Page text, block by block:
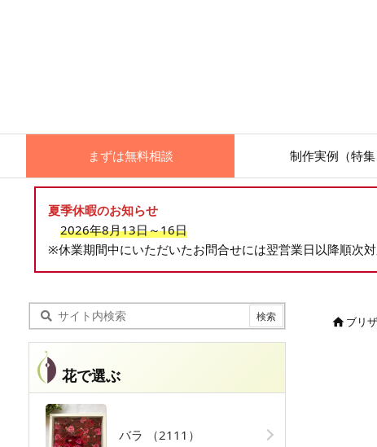
まずは無料相談 制作実例（特集
夏季休暇のお知らせ
2026年8月13日～16日
※休業期間中にいただいたお問合せには翌営業日以降順次
ブリ
花で選ぶ
バラ （2111）